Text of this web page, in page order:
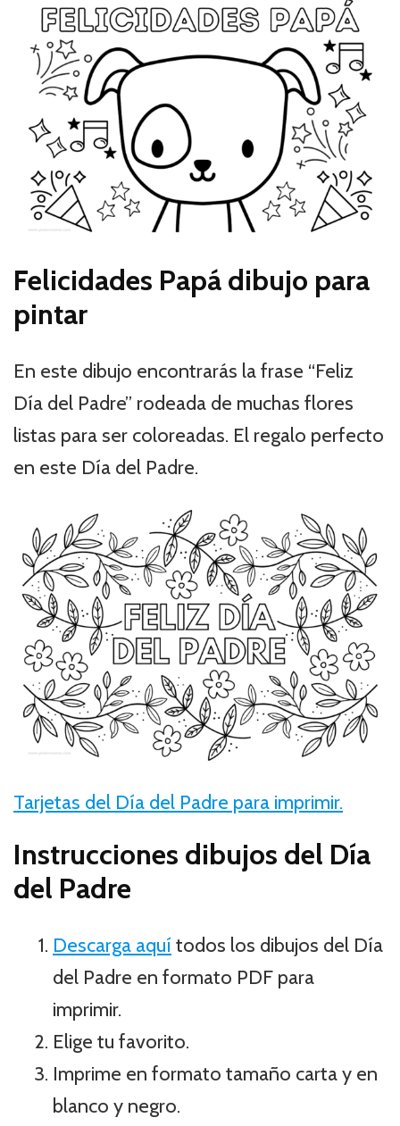
Felicidades Papá dibujo para
pintar
En este dibujo encontrarás la frase “Feliz
Día del Padre” rodeada de muchas flores
listas para ser coloreadas. El regalo perfecto
en este Día del Padre.
Tarjetas del Día del Padre para imprimir.
Instrucciones dibujos del Día
del Padre
Descarga aquí todos los dibujos del Día
del Padre en formato PDF para
imprimir.
Elige tu favorito.
Imprime en formato tamaño carta y en
blanco y negro.